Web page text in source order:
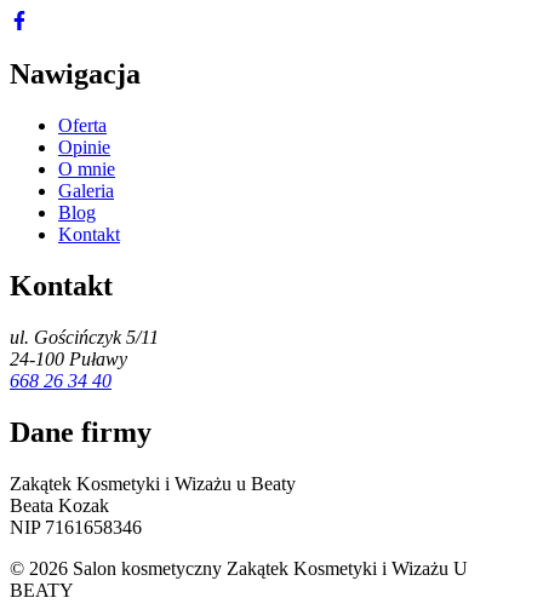
Nawigacja
Oferta
Opinie
O mnie
Galeria
Blog
Kontakt
Kontakt
ul. Gościńczyk 5/11
24-100 Puławy
668 26 34 40
Dane firmy
Zakątek Kosmetyki i Wizażu u Beaty
Beata Kozak
NIP 7161658346
© 2026 Salon kosmetyczny Zakątek Kosmetyki i Wizażu U
BEATY